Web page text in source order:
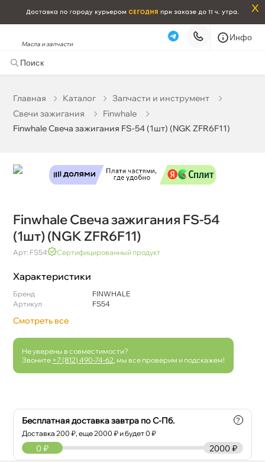
x
Масла и запчасти
Инфо
Главная Катало
Запчасти и инструмент
Свечи зажигания
Finwhale
Finwhale Свеча зажигания FS-54 (1шт) (NGK ZFR6F11)
Finwhale Свеча зажигания FS-54
(1шт) (NGK ZFR6F11)
Арт: FS54 Сертифицированный продукт
Характеристики
Бренд
FINWHALE
Артикул
FS54
Смотреть все
Не уверены в совместимости?
Звоните +7 (812) 490-74-62 , мы все проверим и подскажем!
Бесплатная доставка завтра по С-Пб.
Доставка200 ₽, еще2000 ₽ и будет 0 ₽
?
2000 ₽
0 ₽
Бесплатная Завтра, 08.08 (при заказе от 2000₽)
Самовывоз